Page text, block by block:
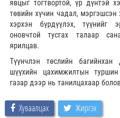
явцыг тогтвортой, үр дүнтэй
төвийн хүчин чадал, мэргэшсэн
хэрхэн бүрдүүлэх, түүнийг
оновчтой тусгах талаар
ярилцав.
Түүнчлэн төслийн
шүүхийн цахимжилтын туршин
газар дээр нь танилцахаар
Хуваалцах Жиргэх